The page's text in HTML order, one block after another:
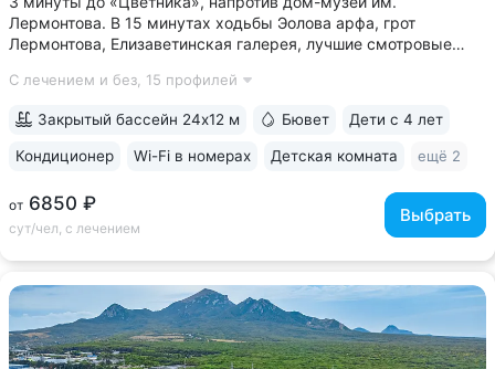
Лермонтова. В 15 минутах ходьбы Эолова арфа, грот
Лермонтова, Елизаветинская галерея, лучшие смотровые
напротив санатория, 7 минут прогулки до Центральной
С лечением и без, 15 профилей
от 6850 ₽
сут/чел, с лечением
Выбрать
Закрытый бассейн 24x12 м Бювет Дети с 4 лет
Кондиционер Wi-Fi в номерах Детская комната ещё 2